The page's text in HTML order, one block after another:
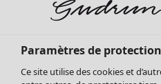
Paramètres de
Ce site utilise des cookies et